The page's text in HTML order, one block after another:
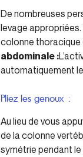
De nombreuses
levage
colonne thoracique
abdominale :
automatiquement
Pliez les genoux :
Au lieu de vous
de la colonne
symétrie pendant